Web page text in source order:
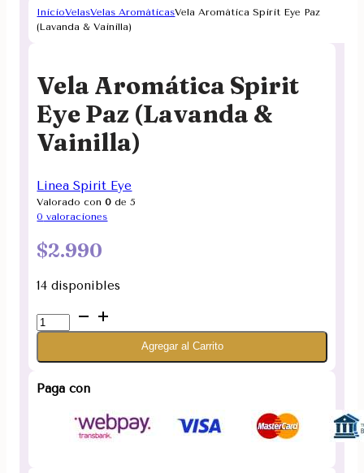
InicioVelasVelas AromáticasVela Aromática Spirit Eye Paz
(Lavanda & Vainilla)
Vela Aromática Spirit
Eye Paz (Lavanda &
Vainilla)
Linea Spirit Eye
Valorado con0 de 5
0 valoraciones
$2.990
14 disponibles
Vela
Aromática
Paz
Vainilla)
Agregar al Carrito
Paga con